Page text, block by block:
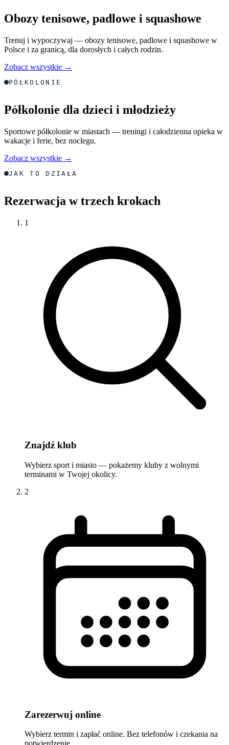
Obozy tenisowe, padlowe i squashowe
Trenuj i wypoczywaj — obozy tenisowe, padlowe i squashowe w
Polsce i za granicą, dla dorosłych i całych rodzin.
Zobacz wszystkie →
PÓŁKOLONIE
Półkolonie dla dzieci i młodzieży
Sportowe półkolonie w miastach — treningi i całodzienna opieka w
wakacje i ferie, bez noclegu.
Zobacz wszystkie →
JAK TO DZIAŁA
Rezerwacja w trzech krokach
1
Znajdź klub
Wybierz sport i miasto — pokażemy kluby z wolnymi
terminami w Twojej okolicy.
2
Zarezerwuj online
Wybierz termin i zapłać online. Bez telefonów i czekania na